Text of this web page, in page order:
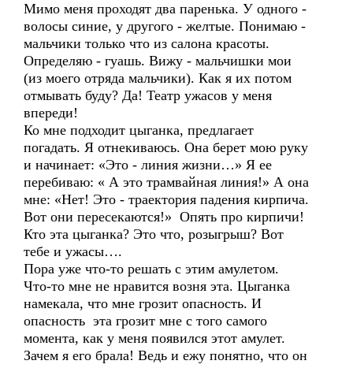
Мимо меня проходят два паренька. У одного -
волосы синие, у другого - желтые. Понимаю -
мальчики только что из салона красоты.
Определяю - гуашь. Вижу - мальчишки мои
(из моего отряда мальчики). Как я их потом
отмывать буду? Да! Театр ужасов у меня
впереди!
Ко мне подходит цыганка, предлагает
погадать. Я отнекиваюсь. Она берет мою руку
и начинает: «Это - линия жизни…» Я ее
перебиваю: « А это трамвайная линия!» А она
мне: «Нет! Это - траектория падения кирпича.
Вот они пересекаются!» Опять про кирпичи!
Кто эта цыганка? Это что, розыгрыш? Вот
тебе и ужасы….
Пора уже что-то решать с этим амулетом.
Что-то мне не нравится возня эта. Цыганка
намекала, что мне грозит опасность. И
опасность эта грозит мне с того самого
момента, как у меня появился этот амулет.
Зачем я его брала! Ведь и ежу понятно, что он